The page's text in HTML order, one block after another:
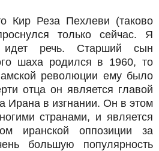
Кир Реза Пехлеви (таково
только сейчас. Я
речь. Старший сын
шаха родился в 1960, то
революции ему было
отца он является главой
Ирана в изгнании. Он в этом
странами, и является
иранской оппозиции за
большую популярность